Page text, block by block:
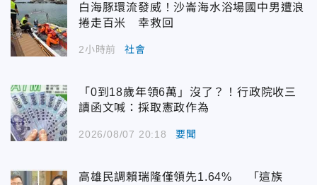
白海豚環流發威！沙崙海水浴場國中男遭浪
捲走百米 幸救回
2小時前 社會
「0到18歲年領6萬」沒了？！行政院收三
讀函文喊：採取憲政作為
2026/08/07 20:18 要聞
高雄民調賴瑞隆僅領先1.64% 「這族